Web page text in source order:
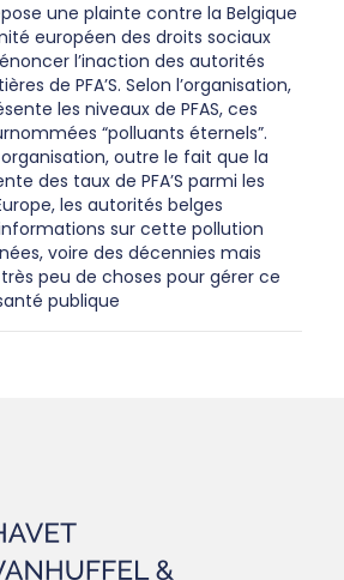
une plainte contre la Belgique
européen des droits sociaux
l’inaction des autorités
de PFA’S. Selon l’organisation,
les niveaux de PFAS, ces
“polluants éternels”.
outre le fait que la
des taux de PFA’S parmi les
les autorités belges
sur cette pollution
voire des décennies mais
peu de choses pour gérer ce
publique